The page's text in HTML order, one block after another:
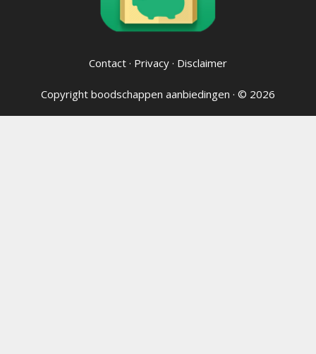
Contact · Privacy · Disclaimer
Copyright boodschappen aanbiedingen · © 2026